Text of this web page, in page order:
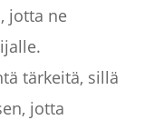
jotta ne
tärkeitä, sillä
jotta